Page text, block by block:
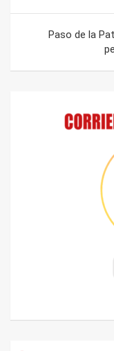
entradas
Paso de la